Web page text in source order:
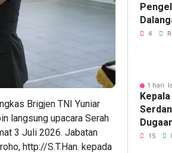
Brigjen TNI Yuniar
langsung upacara Serah
3 Juli 2026. Jabatan
http://S.T.Han. kepada
Pikir
4
1 hari
15